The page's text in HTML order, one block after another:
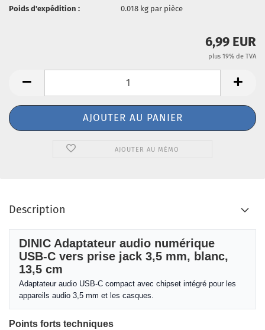
Poids d'expédition :
0.018 kg par pièce
6,99 EUR
plus 19% de TVA
AJOUTER AU MÉMO
Description
DINIC Adaptateur audio numérique
USB-C vers prise jack 3,5 mm, blanc,
13,5 cm
Adaptateur audio USB-C compact avec chipset intégré pour les
appareils audio 3,5 mm et les casques.
Points forts techniques